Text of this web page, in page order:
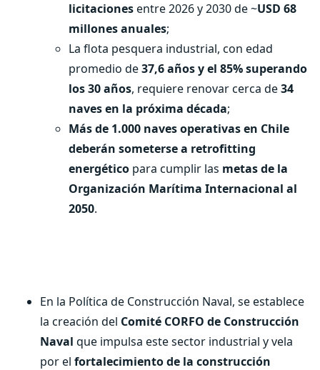
licitacionesentre 2026 y 2030 de ~USD 68
millones anuales;
La flota pesquera industrial, con edad
promedio de37,6 años y el 85% superando
los 30 años, requiere renovar cerca de34
naves en la próxima década;
Más de 1.000 naves operativas en Chile
deberán someterse a retrofitting
energético para cumplir las metas de la
Organización Marítima Internacional al
2050.
En la Política de Construcción Naval, se establece
la creación del Comité CORFO de Construcción
Naval que impulsa este sector industrial y vela
por el fortalecimiento de la construcción